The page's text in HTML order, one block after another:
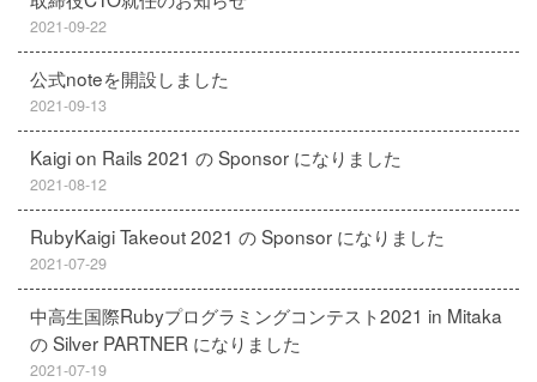
2021-09-22
公式noteを開設しました
2021-09-13
Kaigi on Rails 2021 の Sponsor になりました
2021-08-12
RubyKaigi Takeout 2021 の Sponsor になりました
2021-07-29
中高生国際Rubyプログラミングコンテスト2021 in Mitaka
の Silver PARTNER になりました
2021-07-19